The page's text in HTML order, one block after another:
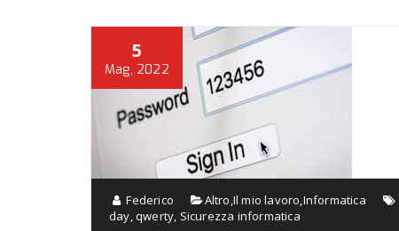
5
Mag, 2022
Federico Altro,Il mio lavoro,Informatica
day,qwerty, Sicurezza informatica